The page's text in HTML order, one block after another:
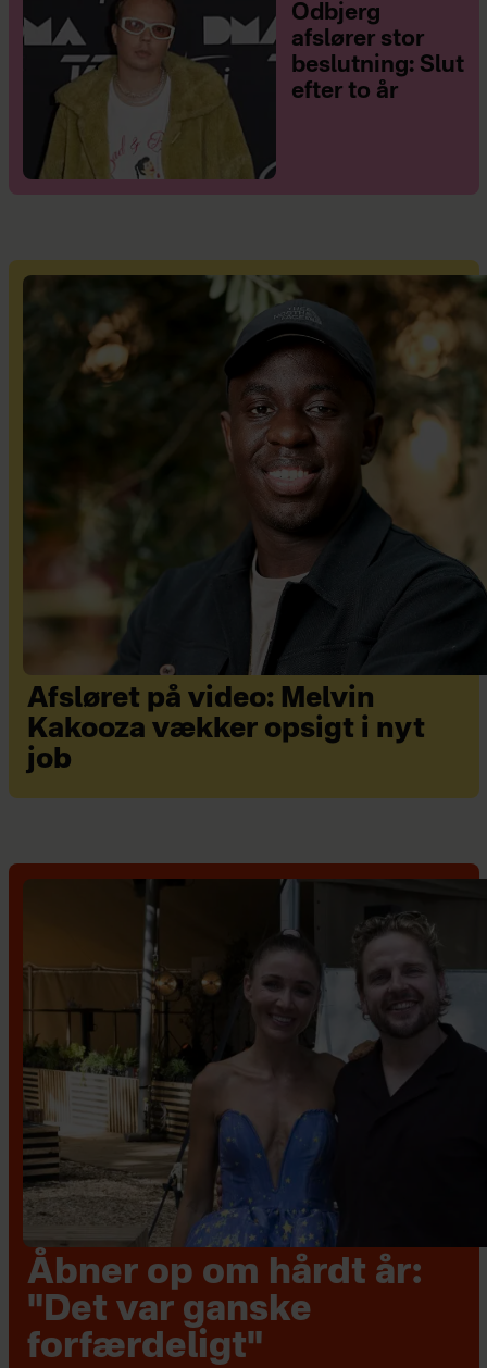
Odbjerg
afslører stor
beslutning: Slut
efter to år
Afsløret på video: Melvin
Kakooza vækker opsigt i nyt
job
Åbner op om hårdt år:
"Det var ganske
forfærdeligt"